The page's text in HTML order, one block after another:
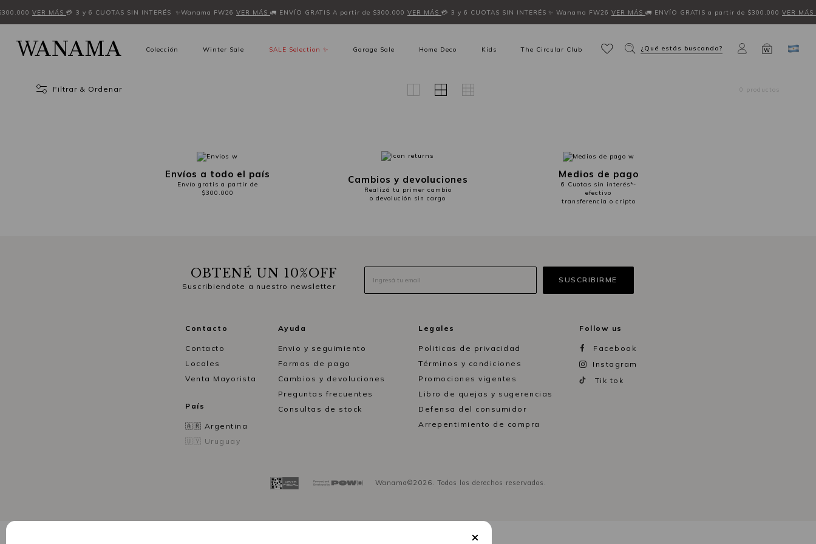
VER MÁS 💳 3 y 6 CUOTAS SIN INTERÉS ✨Wanama FW26 VER MÁS 🚛 ENVÍO GRATIS A partir de $300.000 VER MÁS 💳 3 y 6 CUOTAS SIN INTERÉS ✨ Wanama FW26 VER MÁS 🚛 ENVÍO GRATIS a partir de $300.000 VER MÁS
Colección Winter Sale SALE Selection ✨ Garage Sale Home Deco Kids The Circular Club ¿Qué estás buscando? W
Filtrar & Ordenar 0 productos
Envíos a todo el país
Envío gratis a partir de
$300.000
Cambios y devoluciones
Realizá tu primer cambio
o devolución sin cargo
Medios de pago
6 Cuotas sin interés*-
efectivo
transferencia o cripto
OBTENÉ UN 10%OFF
Suscribiendote a nuestro newsletter
Contacto
Contacto
Locales
Venta Mayorista
País
🇦🇷 Argentina
🇺🇾 Uruguay
Ayuda
Envio y seguimiento
Formas de pago
Cambios y devoluciones
Preguntas frecuentes
Consultas de stock
Legales
Politicas de privacidad
Términos y condiciones
Promociones vigentes
Libro de quejas y sugerencias
Defensa del consumidor
Arrepentimiento de compra
Follow us
Facebook
Instagram
Tik tok
Wanama©2026. Todos los derechos reservados.